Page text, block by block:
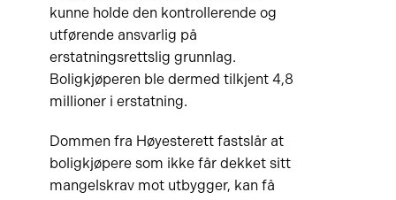
kunne holde den kontrollerende og
utførende ansvarlig på
erstatningsrettslig grunnlag.
Boligkjøperen ble dermed tilkjent 4,8
millioner i erstatning.
Dommen fra Høyesterett fastslår at
boligkjøpere som ikke får dekket sitt
mangelskrav mot utbygger, kan få